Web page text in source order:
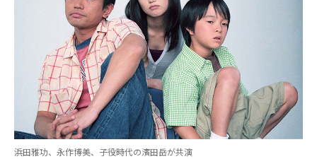
浜田雅功、永作博美、子役時代の濱田岳が共演